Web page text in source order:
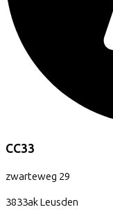
CC33
zwarteweg 29
3833akLeusden